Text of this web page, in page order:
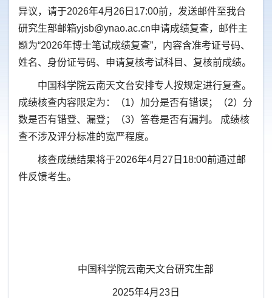
异议，请于2026年4月26日17:00前，发送邮件至我台
研究生部邮箱yjsb@ynao.ac.cn申请成绩复查，邮件主
题为“2026年博士笔试成绩复查”，内容含准考证号码、
姓名、身份证号码、申请复核考试科目、复核前成绩。
中国科学院云南天文台安排专人按规定进行复查。
成绩核查内容限定为：（1）加分是否有错误；（2）分
数是否有错登、漏登；（3）答卷是否有漏判。 成绩核
查不涉及评分标准的宽严程度。
核查成绩结果将于2026年4月27日18:00前通过邮
件反馈考生。
中国科学院云南天文台研究生部
2025年4月23日